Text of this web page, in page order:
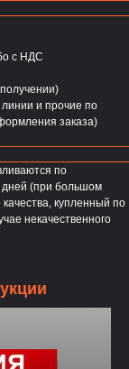
с НДС
и прочие по
заказа)
по
дней (при большом
купленный по
некачественного